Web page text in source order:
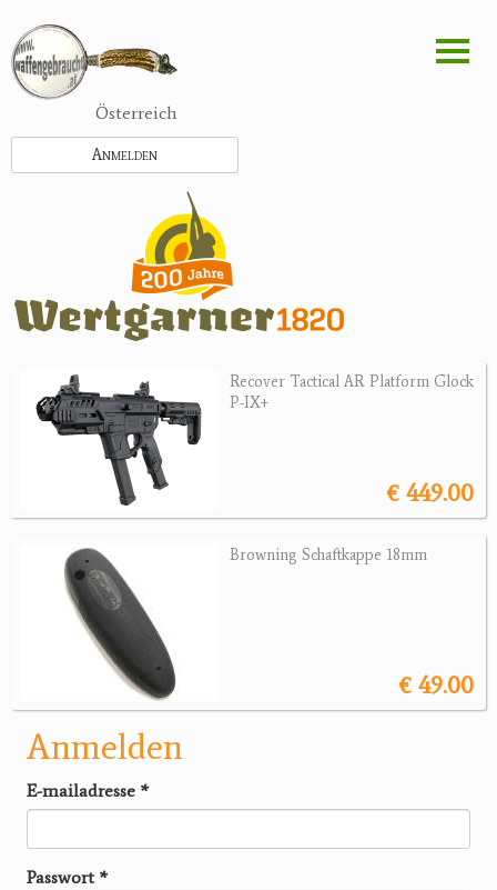
zum
Inhalt
Österreich
Anmelden
Recover Tactical AR Platform Glock
P-IX+
€ 449.00
Browning Schaftkappe 18mm
€ 49.00
Anmelden
E-mailadresse *
Passwort *